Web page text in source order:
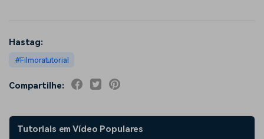
Tutoriais em Vídeo Populares
Hastag:
Filmoratutorial
Compartilhe: